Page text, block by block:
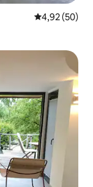
Priemerné
4,92 (50)